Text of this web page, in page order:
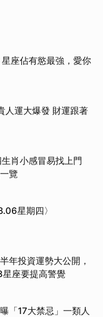
座佔有慾最強，愛你
人運大爆發 財運跟著
肖小感冒易找上門
覽
星期四〉
年投資運勢大公開，
座要提高警覺
「17大禁忌」一類人